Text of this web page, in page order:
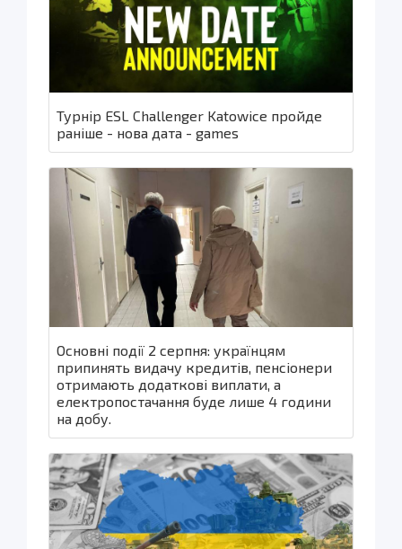
Турнір ESL Challenger Katowice пройде
раніше - нова дата - games
Основні події 2 серпня: українцям
припинять видачу кредитів, пенсіонери
отримають додаткові виплати, а
електропостачання буде лише 4 години
на добу.